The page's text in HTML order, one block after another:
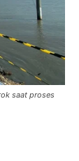
saat proses